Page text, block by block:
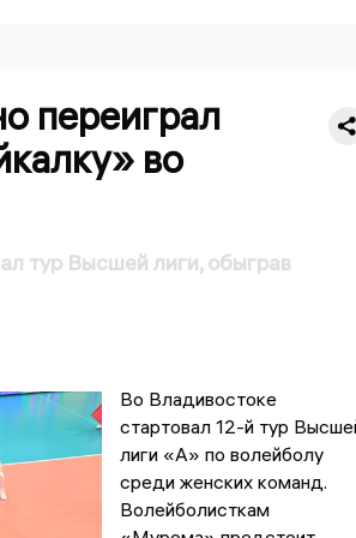
переиграл
во
тур Высшей лиги, обыграв
Во Владивостоке
стартовал 12-й тур
лиги «А» по волейболу
среди женских команд.
Волейболисткам